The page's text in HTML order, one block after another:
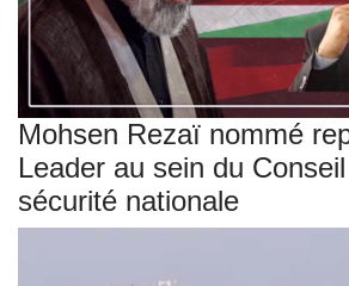
Mohsen Rezaï nommé
Leader au sein du
sécurité nationale